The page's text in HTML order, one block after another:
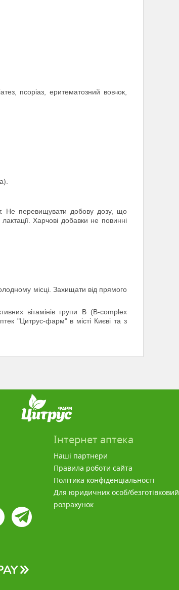
псоріаз, еритематозний вовчок,
Не перевищувати добову дозу, що
Харчові добавки не повинні
місці. Захищати від прямого
вітамінів групи В (B-complex
"Цитрус-фарм" в місті Києві та з
Інтернет аптека
Наші партнери
Правила роботи сайта
Політика конфіденціальності
Для юридичних особ/безготівковий
розрахунок